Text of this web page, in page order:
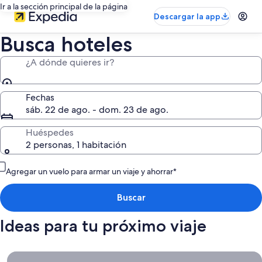
Ir a la sección principal de la página
Descargar la app
Busca hoteles
¿A dónde quieres ir?
Fechas
sáb. 22 de ago. - dom. 23 de ago.
Huéspedes
2 personas, 1 habitación
Agregar un vuelo para armar un viaje y ahorrar*
Buscar
Ideas para tu próximo viaje